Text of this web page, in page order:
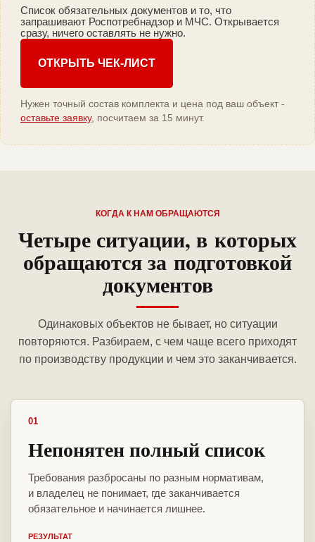
Список обязательных документов и то, что
запрашивают Роспотребнадзор и МЧС. Открывается
сразу, ничего оставлять не нужно.
ОТКРЫТЬ ЧЕК-ЛИСТ
Нужен точный состав комплекта и цена под ваш объект -
оставьте заявку, посчитаем за 15 минут.
КОГДА К НАМ ОБРАЩАЮТСЯ
Четыре ситуации, в которых
обращаются за подготовкой
документов
Одинаковых объектов не бывает, но ситуации
повторяются. Разбираем, с чем чаще всего приходят
по производству продукции и чем это заканчивается.
01
Непонятен полный список
Требования разбросаны по разным нормативам,
и владелец не понимает, где заканчивается
обязательное и начинается лишнее.
РЕЗУЛЬТАТ